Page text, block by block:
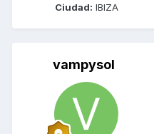
Ciudad: IBIZA
vampysol